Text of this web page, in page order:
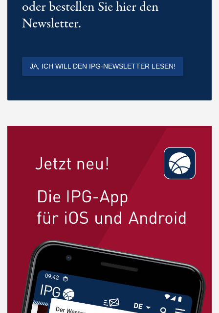
oder bestellen Sie hier den
Newsletter.
JA, ICH WILL DEN IPG-NEWSLETTER LESEN!